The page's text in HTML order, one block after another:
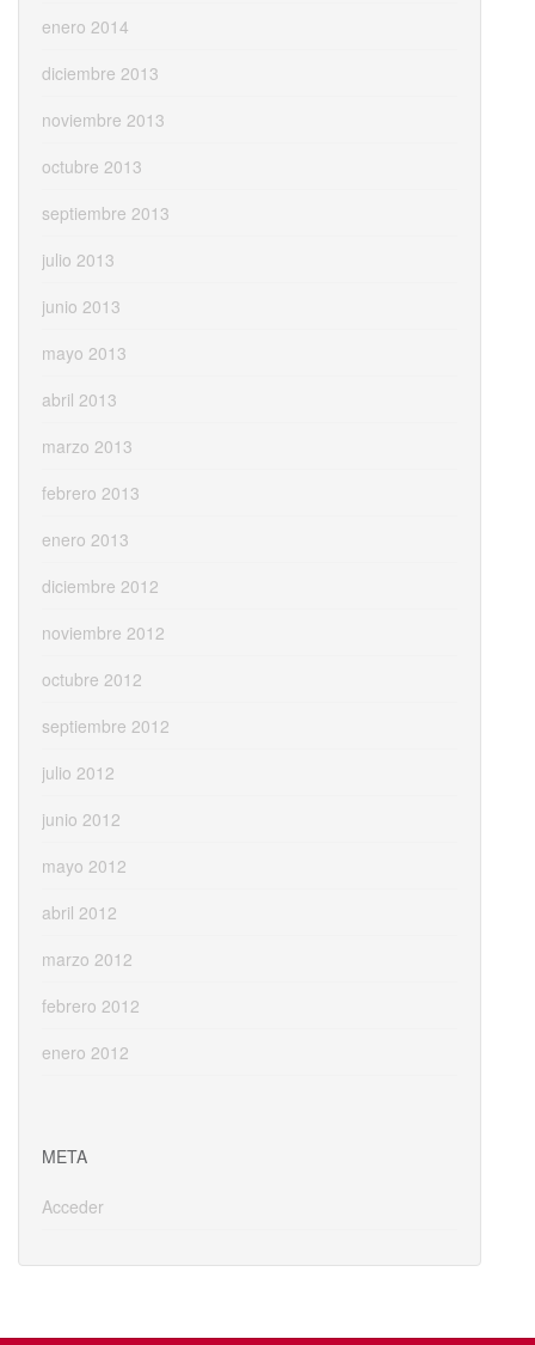
enero 2014
diciembre 2013
noviembre 2013
octubre 2013
septiembre 2013
julio 2013
junio 2013
mayo 2013
abril 2013
marzo 2013
febrero 2013
enero 2013
diciembre 2012
noviembre 2012
octubre 2012
septiembre 2012
julio 2012
junio 2012
mayo 2012
abril 2012
marzo 2012
febrero 2012
enero 2012
META
Acceder